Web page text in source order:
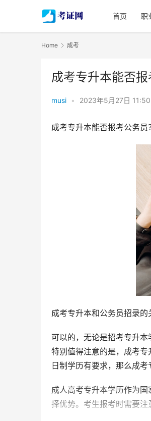
首页 职
Home 成考
成考专升本能否
musi • 2023年5月27日
成考专升本能否报考公务员
成考专升本和公务员招录的
可以的，无论是招考专升
特别值得注意的是，成考
日制学历有要求，那么成考
成人高考专升本学历作为
择优势。考生报考时需要注